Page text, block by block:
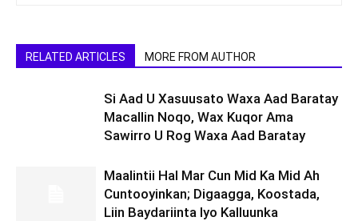
RELATED ARTICLES MORE FROM AUTHOR
Si Aad U Xasuusato Waxa Aad Baratay
Macallin Noqo, Wax Kuqor Ama
Sawirro U Rog Waxa Aad Baratay
Maalintii Hal Mar Cun Mid Ka Mid Ah
Cuntooyinkan; Digaagga, Koostada,
Liin Baydariinta Iyo Kalluunka